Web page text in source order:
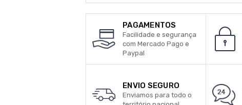
PAGAMENTOS
Facilidade e segurança
com Mercado Pago e
Paypal
ENVIO SEGURO
Enviamos para todo o